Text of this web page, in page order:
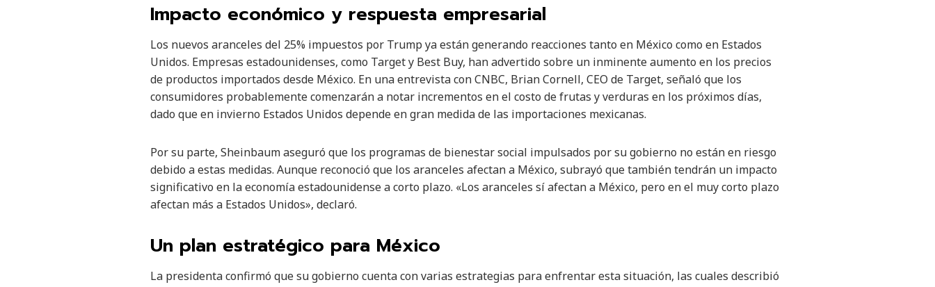
Impacto económico y respuesta empresarial
Los nuevos aranceles del 25% impuestos por Trump ya están generando reacciones tanto en México como en Estados
Unidos. Empresas estadounidenses, como Target y Best Buy, han advertido sobre un inminente aumento en los precios
de productos importados desde México. En una entrevista con CNBC, Brian Cornell, CEO de Target, señaló que los
consumidores probablemente comenzarán a notar incrementos en el costo de frutas y verduras en los próximos días,
dado que en invierno Estados Unidos depende en gran medida de las importaciones mexicanas.
Por su parte, Sheinbaum aseguró que los programas de bienestar social impulsados por su gobierno no están en riesgo
debido a estas medidas. Aunque reconoció que los aranceles afectan a México, subrayó que también tendrán un impacto
significativo en la economía estadounidense a corto plazo. «Los aranceles sí afectan a México, pero en el muy corto plazo
afectan más a Estados Unidos», declaró.
Un plan estratégico para México
La presidenta confirmó que su gobierno cuenta con varias estrategias para enfrentar esta situación, las cuales describió